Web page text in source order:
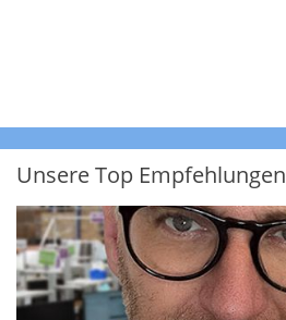
Unsere Top Empfehlungen